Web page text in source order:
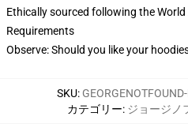
Ethically sourced following the
Requirements
Observe: Should you like your
SKU:
カテゴリー: ジョージノ